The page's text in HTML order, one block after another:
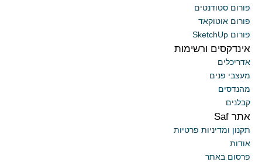
פורום סטודנטים
פורום אוטוקאד
פורום SketchUp
אינדקסים ורשימות
אדריכלים
מעצבי פנים
מהנדסים
קבלנים
אתר Saf
תקנון ומדיניות פרטיות
אודות
פרסום באתר